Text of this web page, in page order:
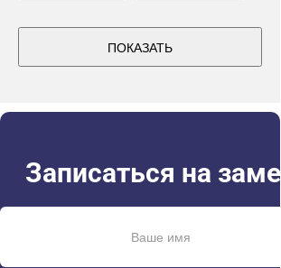
ПОКАЗАТЬ
Записаться на замер